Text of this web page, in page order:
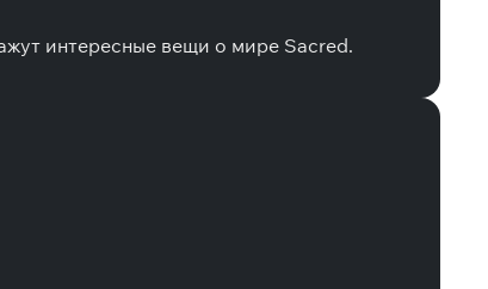
интересные вещи о мире Sacred.